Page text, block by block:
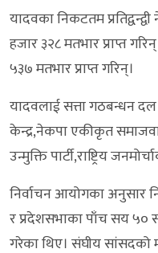
यादवका निकटतम
हजार ३२८ मतभार प्राप्त
५३७ मतभार प्राप्त गरिन्।
यादवलाई सत्ता गठबन्धन
केन्द्र,नेकपा एकीकृत
उन्मुक्ति पार्टी,राष्ट्रिय
निर्वाचन आयोगका अनुसार
र प्रदेशसभाका पाँच सय ५०
गरेका थिए। संघीय सांसदको